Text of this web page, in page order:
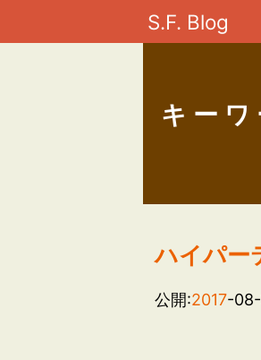
S.F. Blog
キー
ハイパー
公開:2017-